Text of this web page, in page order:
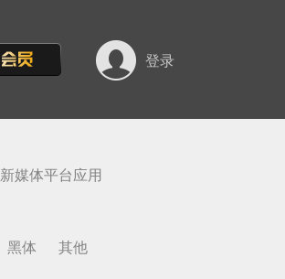
登录
新媒体平台应用
黑体 其他